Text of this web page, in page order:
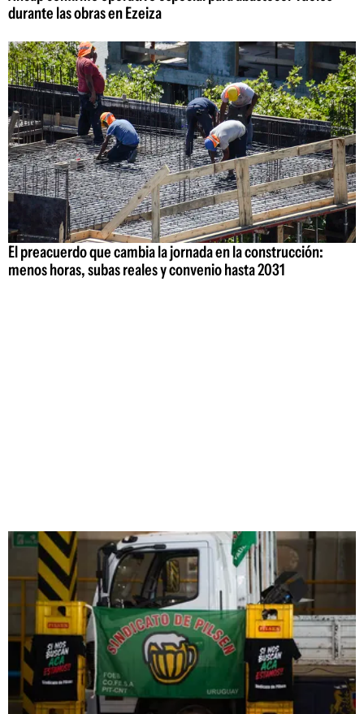
durante las obras en Ezeiza
El preacuerdo que cambia la jornada en la construcción:
menos horas, subas reales y convenio hasta 2031